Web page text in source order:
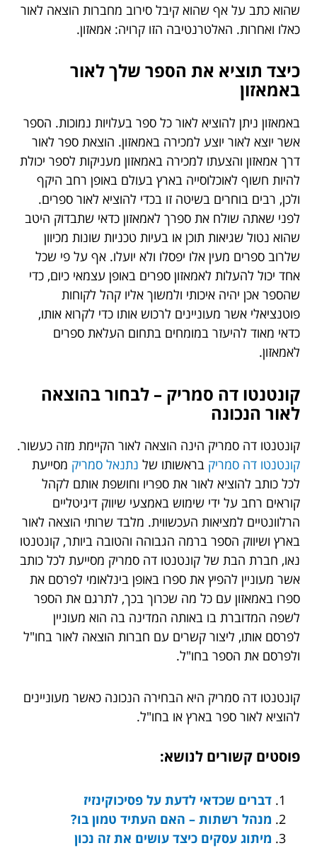
שהוא כתב על אף שהוא קיבל סירוב מחברות הוצאה לאור
כאלו ואחרות. האלטרנטיבה הזו קרויה: אמאזון.
כיצד תוציא את הספר שלך לאור
באמאזון
באמאזון ניתן להוציא לאור כל ספר בעלויות נמוכות. הספר
אשר יוצא לאור יוצע למכירה באמאזון. הוצאת ספר לאור
דרך אמאזון והצעתו למכירה באמאזון מעניקות לספר יכולת
להיות חשוף לאוכלוסייה בארץ בעולם באופן רחב היקף
ולכן, רבים בוחרים בשיטה זו בכדי להוציא לאור ספרים.
לפני שאתה שולח את ספרך לאמאזון כדאי שתבדוק היטב
שהוא נטול שגיאות תוכן או בעיות טכניות שונות מכיוון
שלרוב ספרים מעין אלו יפסלו ולא יועלו. אף על פי שכל
אחד יכול להעלות לאמאזון ספרים באופן עצמאי כיום, כדי
שהספר אכן יהיה איכותי ולמשוך אליו קהל לקוחות
פוטנציאלי אשר מעוניינים לרכוש אותו כדי לקרוא אותו,
כדאי מאוד להיעזר במומחים בתחום העלאת ספרים
לאמאזון.
קונטנטו דה סמריק – לבחור בהוצאה
לאור הנכונה
קונטנטו דה סמריק הינה הוצאה לאור הקיימת מזה כעשור.
קונטנטו דה סמריק בראשותו של נתנאל סמריק מסייעת
לכל כותב להוציא לאור את ספריו וחושפת אותם לקהל
קוראים רחב על ידי שימוש באמצעי שיווק דיגיטליים
הרלוונטיים למציאות העכשווית. מלבד שרותי הוצאה לאור
בארץ ושיווק הספר ברמה הגבוהה והטובה ביותר, קונטנטו
נאו, חברת הבת של קונטנטו דה סמריק מסייעת לכל כותב
אשר מעוניין להפיץ את ספרו באופן בינלאומי לפרסם את
ספרו באמאזון עם כל מה שכרוך בכך, לתרגם את הספר
לשפה המדוברת בו באותה המדינה בה הוא מעוניין
לפרסם אותו, ליצור קשרים עם חברות הוצאה לאור בחו"ל
ולפרסם את הספר בחו"ל.
קונטנטו דה סמריק היא הבחירה הנכונה כאשר מעוניינים
להוציא לאור ספר בארץ או בחו"ל.
פוסטים קשורים לנושא:
דברים שכדאי לדעת על פסיכוקינזיז
מנהל רשתות – האם העתיד טמון בו?
מיתוג עסקים כיצד עושים את זה נכון